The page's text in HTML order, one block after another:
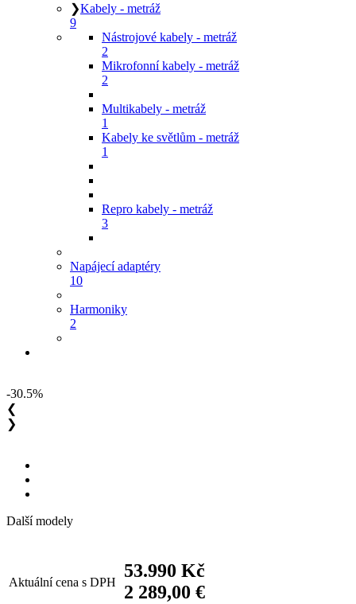
❯Kabely - metráž
9
Nástrojové kabely - metráž
2
Mikrofonní kabely - metráž
2
Multikabely - metráž
1
Kabely ke světlům - metráž
1
Repro kabely - metráž
3
Napájecí adaptéry
10
Harmoniky
2
-30.5%
❮
❯
Další modely
Aktuální cena s DPH
53.990 Kč
2 289,00 €